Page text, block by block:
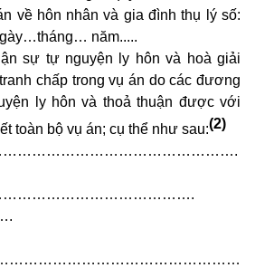
về hôn nhân và gia đình thụ lý số:
năm.....
sự tự nguyện ly hôn và hoà giải
chấp trong vụ án do các đương
ly hôn và thoả thuận được với
toàn bộ vụ án; cụ thể như sau:(2)